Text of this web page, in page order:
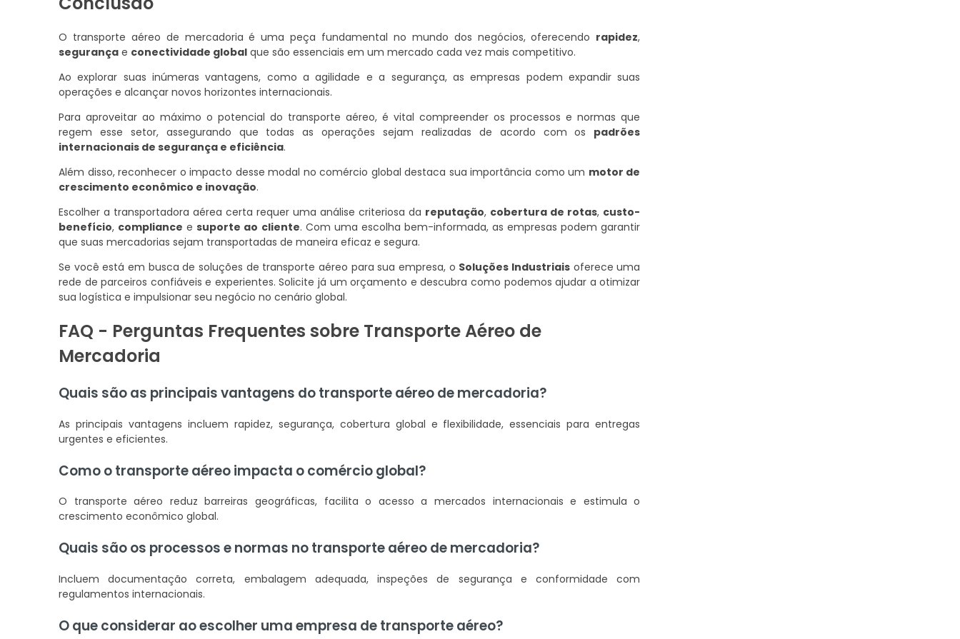
O transporte aéreo de mercadoria é uma peça fundamental no mundo dos negócios, oferecendo rapidez,
segurança e conectividade global que são essenciais em um mercado cada vez mais competitivo.
Ao explorar suas inúmeras vantagens, como a agilidade e a segurança, as empresas podem expandir suas
operações e alcançar novos horizontes internacionais.
Para aproveitar ao máximo o potencial do transporte aéreo, é vital compreender os processos e normas que
regem esse setor, assegurando que todas as operações sejam realizadas de acordo com os padrões
internacionais de segurança e eficiência.
Além disso, reconhecer o impacto desse modal no comércio global destaca sua importância como um motor de
crescimento econômico e inovação.
Escolher a transportadora aérea certa requer uma análise criteriosa da reputação, cobertura de rotas, custo-
benefício, compliance esuporte ao cliente. Com uma escolha bem-informada, as empresas podem garantir
que suas mercadorias sejam transportadas de maneira eficaz e segura.
Se você está em busca de soluções de transporte aéreo para sua empresa, o Soluções Industriaisoferece uma
rede de parceiros confiáveis e experientes. Solicite já um orçamento e descubra como podemos ajudar a otimizar
sua logística e impulsionar seu negócio no cenário global.
FAQ - Perguntas Frequentes sobre Transporte Aéreo de
Mercadoria
Quais são as principais vantagens do transporte aéreo de mercadoria?
As principais vantagens incluem rapidez, segurança, cobertura global e flexibilidade, essenciais para entregas
urgentes e eficientes.
Como o transporte aéreo impacta o comércio global?
O transporte aéreo reduz barreiras geográficas, facilita o acesso a mercados internacionais e estimula o
crescimento econômico global.
Quais são os processos e normas no transporte aéreo de mercadoria?
Incluem documentação correta, embalagem adequada, inspeções de segurança e conformidade com
regulamentos internacionais.
O que considerar ao escolher uma empresa de transporte aéreo?